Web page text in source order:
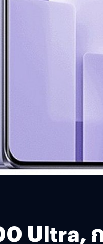
Ultra,